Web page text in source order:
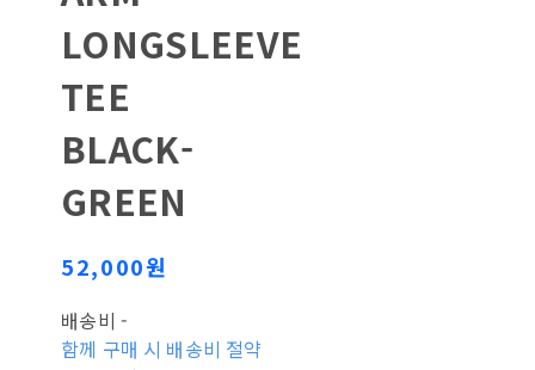
LONGSLEEVE
TEE
BLACK-
GREEN
52,000원
배송비 -
함께 구매 시 배송비 절약